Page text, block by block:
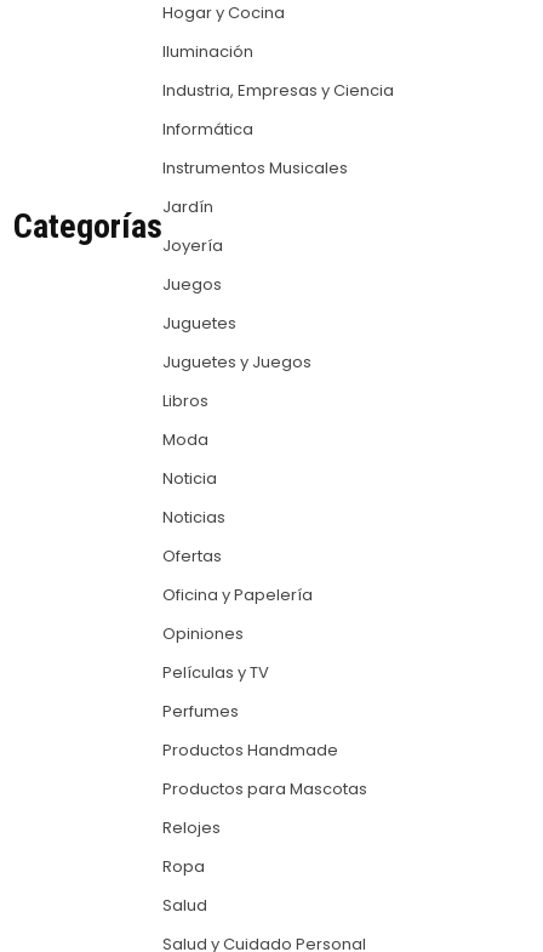
Categorías
Hogar y Cocina
Iluminación
Industria, Empresas y Ciencia
Informática
Instrumentos Musicales
Jardín
Joyería
Juegos
Juguetes
Juguetes y Juegos
Libros
Moda
Noticia
Noticias
Ofertas
Oficina y Papelería
Opiniones
Películas y TV
Perfumes
Productos Handmade
Productos para Mascotas
Relojes
Ropa
Salud
Salud y Cuidado Personal